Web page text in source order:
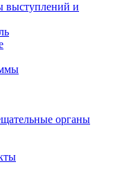
выступлений и
органы